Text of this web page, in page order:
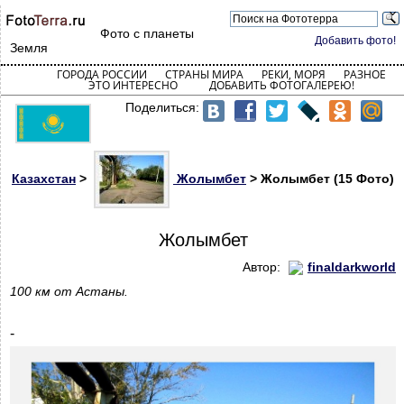
Добавить фото!
Фото с планеты
Земля
ГОРОДА РОССИИ СТРАНЫ МИРА РЕКИ, МОРЯ РАЗНОЕ
ЭТО ИНТЕРЕСНО ДОБАВИТЬ ФОТОГАЛЕРЕЮ!
Поделиться:
Казахстан > Жолымбет > Жолымбет (15 Фото)
Жолымбет
Автор:
finaldarkworld
100 км от Астаны.
-